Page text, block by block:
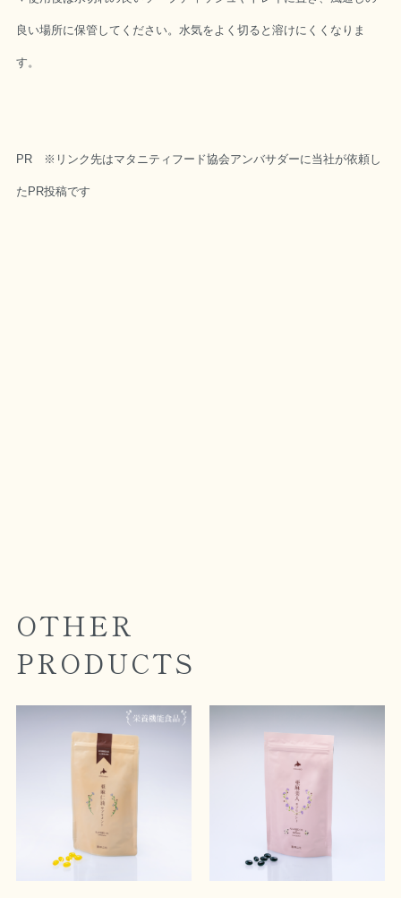
良い場所に保管してください。水気をよく切ると溶けにくくなりま
す。
PR ※リンク先はマタニティフード協会アンバサダーに当社が依頼し
たPR投稿です
OTHER
PRODUCTS